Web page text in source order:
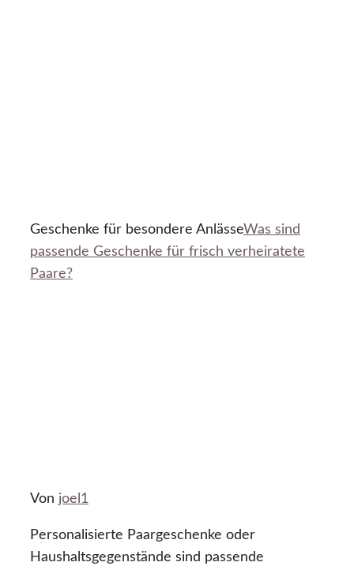
Geschenke für besondere AnlässeWas sind
passende Geschenke für frisch verheiratete
Paare?
Von joel1
Personalisierte Paargeschenke oder
Haushaltsgegenstände sind passende